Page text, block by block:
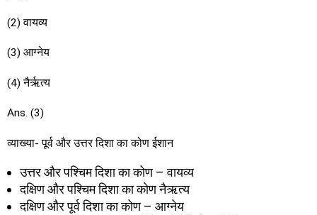
(2) वायव्य
(3) आग्नेय
(4) नैर्ऋत्य
Ans. (3)
व्याख्या- पूर्व और उत्तर दिशा का कोण ईशान
उत्तर और पश्चिम दिशा का कोण – वायव्य
दक्षिण और पश्चिम दिशा का कोण नैऋत्य
दक्षिण और पूर्व दिशा का कोण – आग्नेय